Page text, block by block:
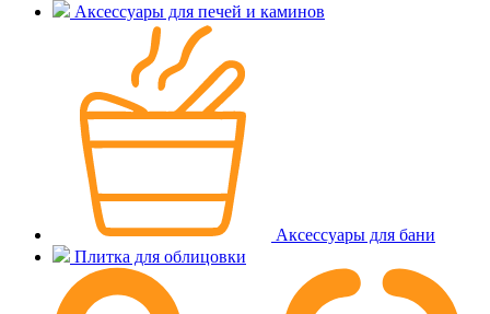
Аксессуары для печей и каминов
Аксессуары для бани
Плитка для облицовки